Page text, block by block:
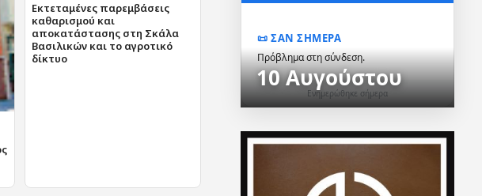
Εκτεταμένες παρεμβάσεις
καθαρισμού και
αποκατάστασης στη Σκάλα
Βασιλικών και το αγροτικό
δίκτυο
10 Αυγούστου
📜 ΣΑΝ ΣΗΜΕΡΑ
Πρόβλημα στη σύνδεση.
Ενημερώθηκε σήμερα